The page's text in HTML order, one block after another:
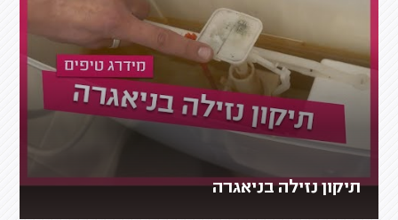
תיקון נזילה בניאגרה